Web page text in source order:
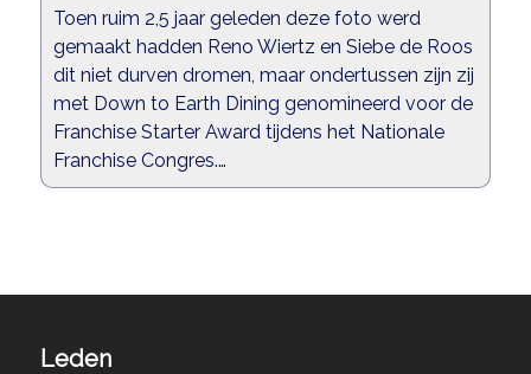
Toen ruim 2,5 jaar geleden deze foto werd
gemaakt hadden Reno Wiertz en Siebe de Roos
dit niet durven dromen, maar ondertussen zijn zij
met Down to Earth Dining genomineerd voor de
Franchise Starter Award tijdens het Nationale
Franchise Congres.…
Leden